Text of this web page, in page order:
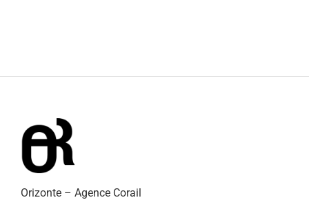
Orizonte – Agence Corail